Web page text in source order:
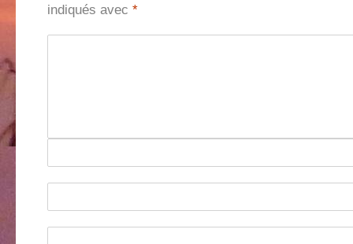
indiqués avec *